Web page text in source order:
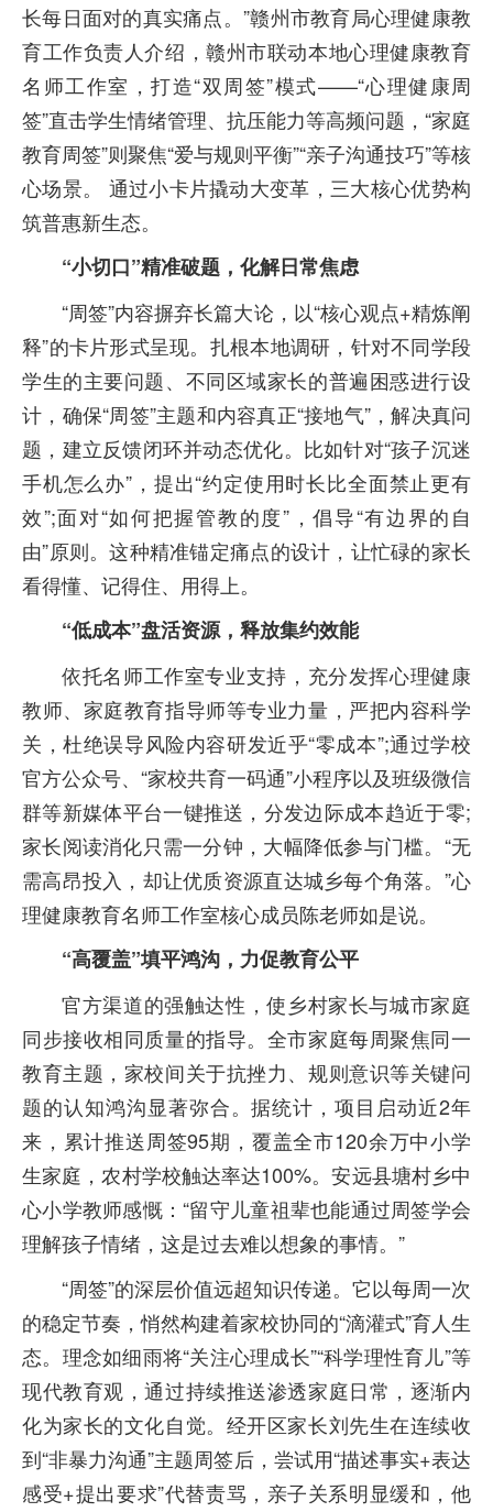
长每日面对的真实痛点。”赣州市教育局心理健康教
育工作负责人介绍，赣州市联动本地心理健康教育
名师工作室，打造“双周签”模式——“心理健康周
签”直击学生情绪管理、抗压能力等高频问题，“家庭
教育周签”则聚焦“爱与规则平衡”“亲子沟通技巧”等核
心场景。 通过小卡片撬动大变革，三大核心优势构
筑普惠新生态。
“小切口”精准破题，化解日常焦虑
“周签”内容摒弃长篇大论，以“核心观点+精炼阐
释”的卡片形式呈现。扎根本地调研，针对不同学段
学生的主要问题、不同区域家长的普遍困惑进行设
计，确保“周签”主题和内容真正“接地气”，解决真问
题，建立反馈闭环并动态优化。比如针对“孩子沉迷
手机怎么办”，提出“约定使用时长比全面禁止更有
效”;面对“如何把握管教的度”，倡导“有边界的自
由”原则。这种精准锚定痛点的设计，让忙碌的家长
看得懂、记得住、用得上。
“低成本”盘活资源，释放集约效能
依托名师工作室专业支持，充分发挥心理健康
教师、家庭教育指导师等专业力量，严把内容科学
关，杜绝误导风险内容研发近乎“零成本”;通过学校
官方公众号、“家校共育一码通”小程序以及班级微信
群等新媒体平台一键推送，分发边际成本趋近于零;
家长阅读消化只需一分钟，大幅降低参与门槛。“无
需高昂投入，却让优质资源直达城乡每个角落。”心
理健康教育名师工作室核心成员陈老师如是说。
“高覆盖”填平鸿沟，力促教育公平
官方渠道的强触达性，使乡村家长与城市家庭
同步接收相同质量的指导。全市家庭每周聚焦同一
教育主题，家校间关于抗挫力、规则意识等关键问
题的认知鸿沟显著弥合。据统计，项目启动近2年
来，累计推送周签95期，覆盖全市120余万中小学
生家庭，农村学校触达率达100%。安远县塘村乡中
心小学教师感慨：“留守儿童祖辈也能通过周签学会
理解孩子情绪，这是过去难以想象的事情。”
“周签”的深层价值远超知识传递。它以每周一次
的稳定节奏，悄然构建着家校协同的“滴灌式”育人生
态。理念如细雨将“关注心理成长”“科学理性育儿”等
现代教育观，通过持续推送渗透家庭日常，逐渐内
化为家长的文化自觉。经开区家长刘先生在连续收
到“非暴力沟通”主题周签后，尝试用“描述事实+表达
感受+提出要求”代替责骂，亲子关系明显缓和，他